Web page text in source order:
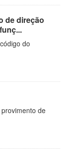
de direção
do
de